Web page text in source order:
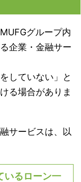
グループ内
企業・金融サー
していない」と
る場合がありま
サービスは、以
いるローン一